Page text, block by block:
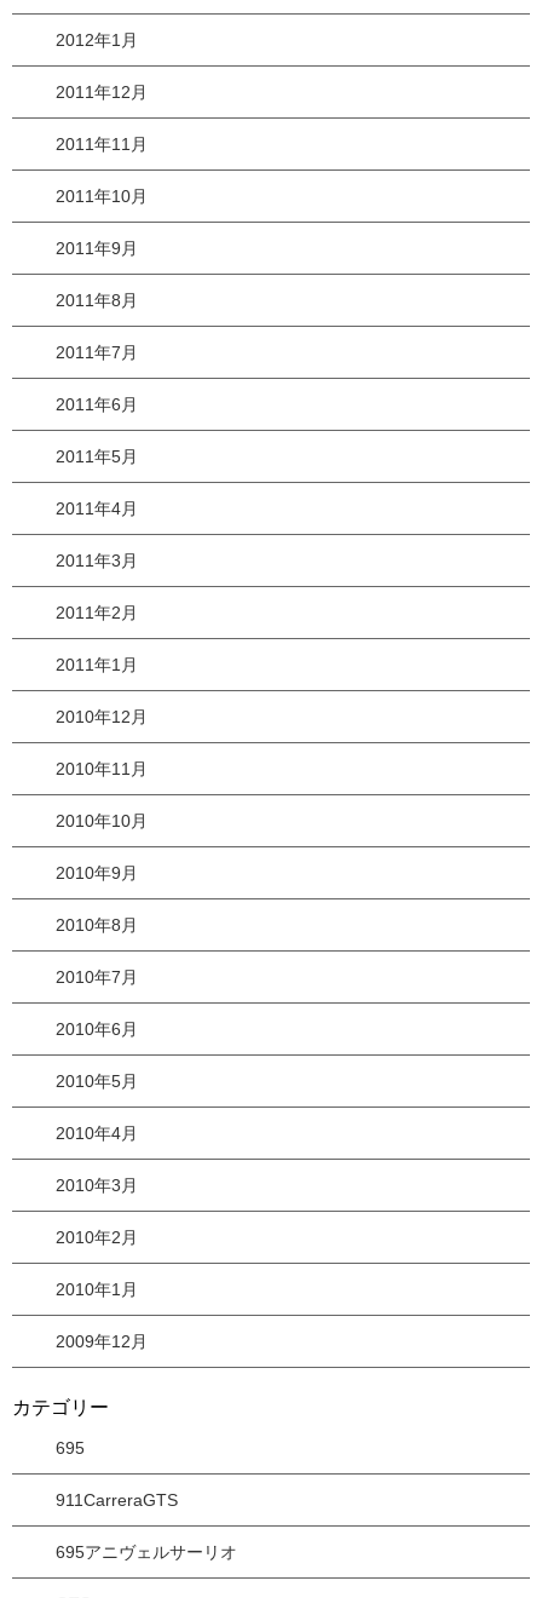
2012年1月
2011年12月
2011年11月
2011年10月
2011年9月
2011年8月
2011年7月
2011年6月
2011年5月
2011年4月
2011年3月
2011年2月
2011年1月
2010年12月
2010年11月
2010年10月
2010年9月
2010年8月
2010年7月
2010年6月
2010年5月
2010年4月
2010年3月
2010年2月
2010年1月
2009年12月
カテゴリー
695
911CarreraGTS
695アニヴェルサーリオ